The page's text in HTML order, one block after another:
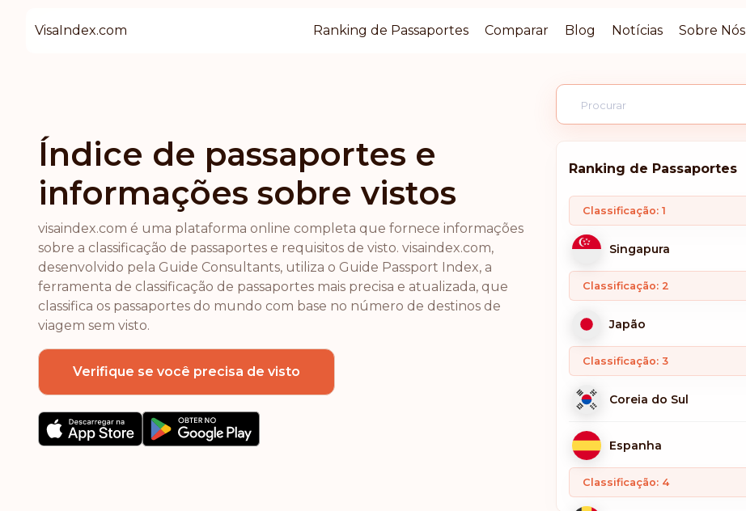
VisaIndex.com Ranking de Passaportes Comparar Blog Notícias Sobre Nós
Índice de passaportes e
informações sobre vistos
visaindex.com é uma plataforma online completa que fornece informações
sobre a classificação de passaportes e requisitos de visto. visaindex.com,
desenvolvido pela Guide Consultants, utiliza o Guide Passport Index, a
ferramenta de classificação de passaportes mais precisa e atualizada, que
classifica os passaportes do mundo com base no número de destinos de
viagem sem visto.
Verifique se você precisa de visto
Ranking de Passaportes
Classificação: 1
Singapura
Classificação: 2
Japão
Classificação: 3
Coreia do Sul
Espanha
Classificação: 4